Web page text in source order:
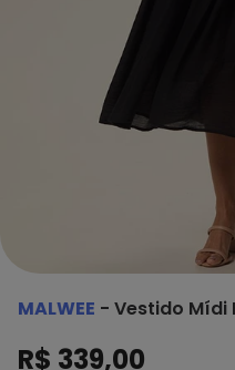
MALWEE - Vestido Mídi
R$ 339,00